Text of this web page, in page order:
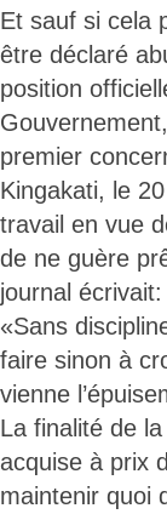
Et sauf si cela
être déclaré
position
premier
Kingakati, le
travail en vue
de ne guère
journal écrivait:
«Sans
faire sinon à
vienne
La finalité de
acquise à prix
maintenir quoi